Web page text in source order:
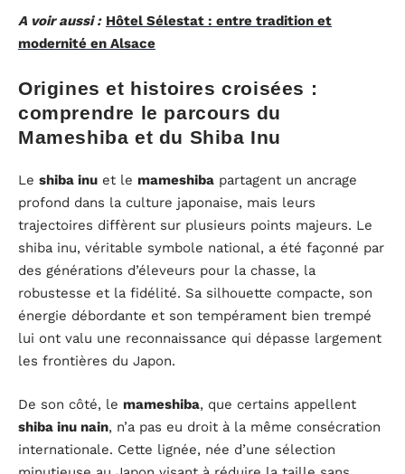
A voir aussi : Hôtel Sélestat : entre tradition et
modernité en Alsace
Origines et histoires croisées :
comprendre le parcours du
Mameshiba et du Shiba Inu
Le shiba inu et le mameshiba partagent un ancrage
profond dans la culture japonaise, mais leurs
trajectoires diffèrent sur plusieurs points majeurs. Le
shiba inu, véritable symbole national, a été façonné par
des générations d’éleveurs pour la chasse, la
robustesse et la fidélité. Sa silhouette compacte, son
énergie débordante et son tempérament bien trempé
lui ont valu une reconnaissance qui dépasse largement
les frontières du Japon.
De son côté, le mameshiba, que certains appellent
shiba inu nain, n’a pas eu droit à la même consécration
internationale. Cette lignée, née d’une sélection